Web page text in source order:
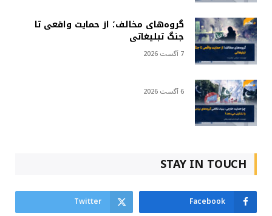
گروه‌های مخالف؛ از حمایت واقعی تا
جنگ تبلیغاتی
7 آگست 2026
6 آگست 2026
STAY IN TOUCH
Facebook
Twitter